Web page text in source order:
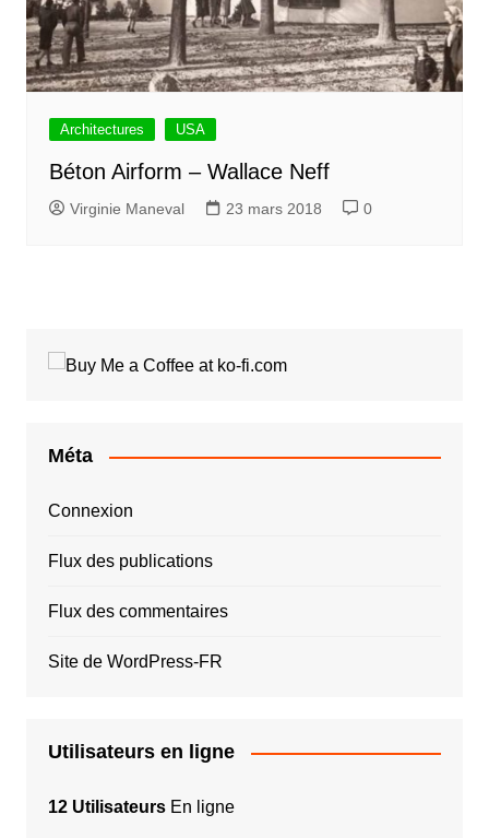
Architectures USA
Béton Airform – Wallace Neff
Virginie Maneval 23 mars 2018 0
Méta
Connexion
Flux des publications
Flux des commentaires
Site de WordPress-FR
Utilisateurs en ligne
12 UtilisateursEn ligne